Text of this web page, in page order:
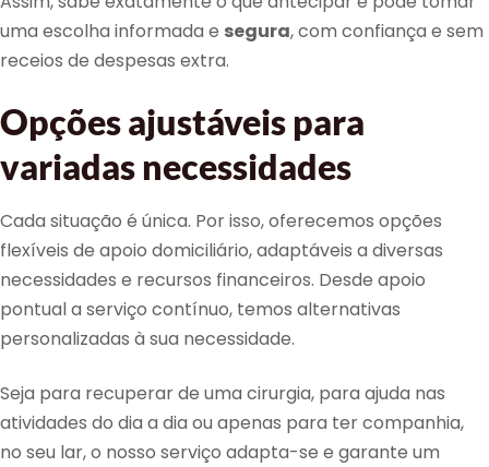
uma escolha informada e segura, com confiança e sem
receios de despesas extra.
Opções ajustáveis para
variadas necessidades
Cada situação é única. Por isso, oferecemos opções
flexíveis de apoio domiciliário, adaptáveis a diversas
necessidades e recursos financeiros. Desde apoio
pontual a serviço contínuo, temos alternativas
personalizadas à sua necessidade.
Seja para recuperar de uma cirurgia, para ajuda nas
atividades do dia a dia ou apenas para ter companhia,
no seu lar, o nosso serviço adapta-se e garante um